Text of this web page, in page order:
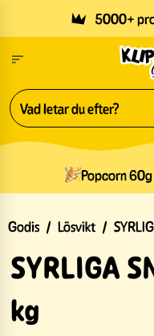
5000+
Popcorn 60g
Godis / Lösvikt /
SYRLIGA
kg